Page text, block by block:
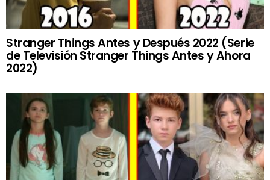
Stranger Things Antes y Después 2022 (Serie
de Televisión Stranger Things Antes y Ahora
2022)